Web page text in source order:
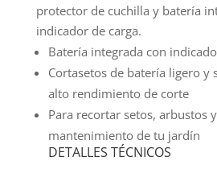
protector de cuchilla y batería
indicador de carga.
Batería integrada con
Cortasetos de batería ligero y
alto rendimiento de corte
Para recortar setos, arbustos
mantenimiento de tu jardín
DETALLES TÉCNICOS